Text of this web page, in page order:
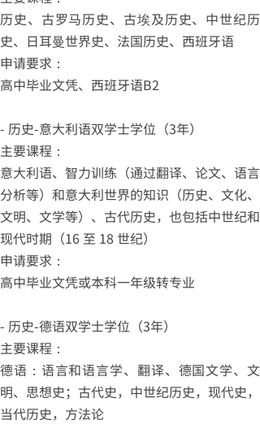
历史、古罗马历史、古埃及历史、中世纪历
史、日耳曼世界史、法国历史、西班牙语
申请要求：
高中毕业文凭、西班牙语B2
- 历史-意大利语双学士学位（3年）
主要课程：
意大利语、智力训练（通过翻译、论文、语言
分析等）和意大利世界的知识（历史、文化、
文明、文学等）、古代历史，也包括中世纪和
现代时期（16 至 18 世纪）
申请要求：
高中毕业文凭或本科一年级转专业
- 历史-德语双学士学位（3年）
主要课程：
德语：语言和语言学、翻译、德国文学、文
明、思想史；古代史，中世纪历史，现代史，
当代历史，方法论